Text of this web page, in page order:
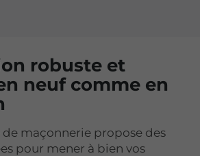
robuste et
neuf comme en
maçonnerie propose des
pour mener à bien vos